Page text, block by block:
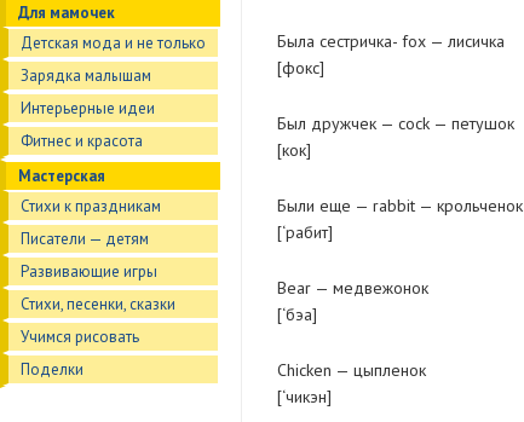
Для мамочек
Детская мода и не только
Зарядка малышам
Интерьерные идеи
Фитнес и красота
Мастерская
Стихи к праздникам
Писатели — детям
Развивающие игры
Стихи, песенки, сказки
Учимся рисовать
Поделки
Была сестричка- fox — лисичка
[фокс]
Был дружчек — cock — петушок
[кок]
Были еще — rabbit — крольченок
[‘рабит]
Bear — медвежонок
[‘бэа]
Chicken — цыпленок
[‘чикэн]